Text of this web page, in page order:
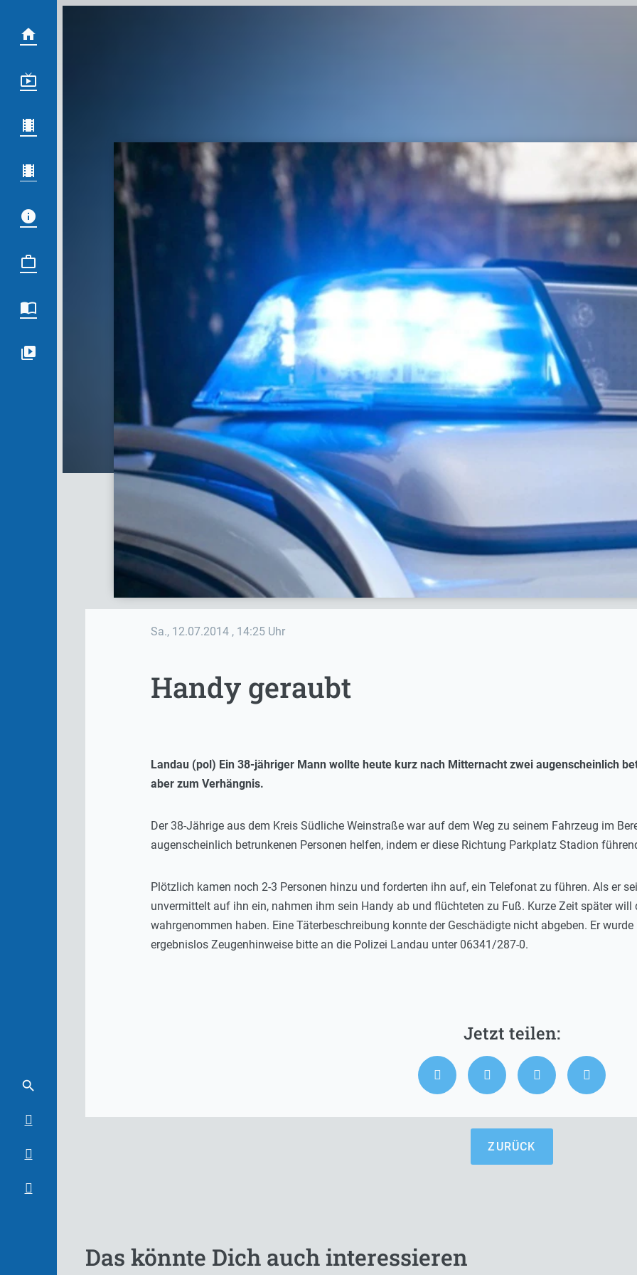
Sa., 12.07.2014 , 14:25 Uhr
Handy geraubt
Landau (pol) Ein 38-jähriger Mann wollte heute kurz nach Mitternacht zwei augenscheinlich
aber zum Verhängnis.
Der 38-Jährige aus dem Kreis Südliche Weinstraße war auf dem Weg zu seinem Fahrzeug im
augenscheinlich betrunkenen Personen helfen, indem er diese Richtung Parkplatz Stadion
Plötzlich kamen noch 2-3 Personen hinzu und forderten ihn auf, ein Telefonat zu führen. Als er
unvermittelt auf ihn ein, nahmen ihm sein Handy ab und flüchteten zu Fuß. Kurze Zeit später will
wahrgenommen haben. Eine Täterbeschreibung konnte der Geschädigte nicht abgeben. Er
ergebnislos Zeugenhinweise bitte an die Polizei Landau unter 06341/287-0.
ZURÜCK
Das könnte Dich auch interessieren